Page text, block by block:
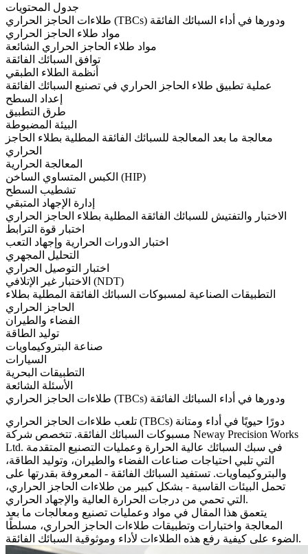
جدول المحتويات
طلاءات الحاجز الحراري (TBCs) ودورها في أداء السبائك الفائقة
مواد طلاء الحاجز الحراري
مواد طلاء الحاجز الحراري الشائعة
توافق السبائك الفائقة
أنظمة الطلاء الطبقي
عملية تطبيق طلاء الحاجز الحراري في تصنيع السبائك الفائقة
إعداد السطح
طرق التطبيق
البيئة المضبوطة
معالجة ما بعد المعالجة للسبائك الفائقة المطلية بطلاء الحاجز
الحراري
المعالجة الحرارية
الكبس المتساوي الساخن (HIP)
تشطيب السطح
إدارة الإجهاد المتبقي
الاختبار والتفتيش للسبائك الفائقة المطلية بطلاء الحاجز الحراري
اختبار قوة الترابط
اختبار الدورات الحرارية وإجهاد التعب
التحليل المجهري
اختبار التوصيل الحراري
الاختبار غير الإتلافي (NDT)
التطبيقات الصناعية لمسبوكات السبائك الفائقة المطلية بطلاء
الحاجز الحراري
الفضاء والطيران
توليد الطاقة
صناعة البتروكيماويات
السيارات
التطبيقات البحرية
الأسئلة الشائعة
طلاءات الحاجز الحراري (TBCs) ودورها في أداء السبائك الفائقة
تلعب طلاءات الحاجز الحراري (TBCs) دورًا حيويًا في أداء ومتانة
مسبوكات السبائك الفائقة. تتخصص شركة Neway Precision Works
Ltd. في سبك السبائك عالية الحرارة وعمليات التصنيع المتقدمة
التي تلبي احتياجات صناعات الفضاء والطيران، وتوليد الطاقة،
والبتروكيماويات. تستفيد السبائك الفائقة - المعروفة بقدرتها على
تحمل البيئات القاسية - بشكل كبير من طلاءات الحاجز الحراري،
التي تحمي من درجات الحرارة العالية والإجهاد الحراري.
يتعمق هذا المقال في مواد وعمليات تصنيع ومعالجات ما بعد
المعالجة واختبارات وتطبيقات طلاءات الحاجز الحراري، مسلطًا
الضوء على كيفية رفع هذه الطلاءات لأداء وموثوقية السبائك الفائقة.